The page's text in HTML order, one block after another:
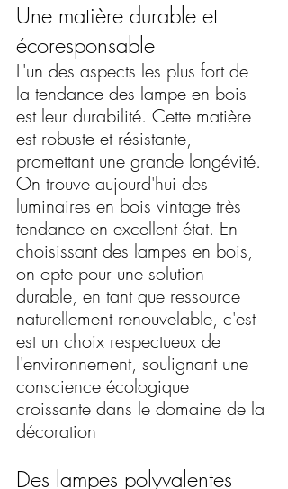
Une matière durable et
écoresponsable
L'un des aspects les plus fort de
la tendance des lampe en bois
est leur durabilité. Cette matière
est robuste et résistante,
promettant une grande longévité.
On trouve aujourd'hui des
luminaires en bois vintage très
tendance en excellent état. En
choisissant des lampes en bois,
on opte pour une solution
durable, en tant que ressource
naturellement renouvelable, c'est
est un choix respectueux de
l'environnement, soulignant une
conscience écologique
croissante dans le domaine de la
décoration
Des lampes polyvalentes